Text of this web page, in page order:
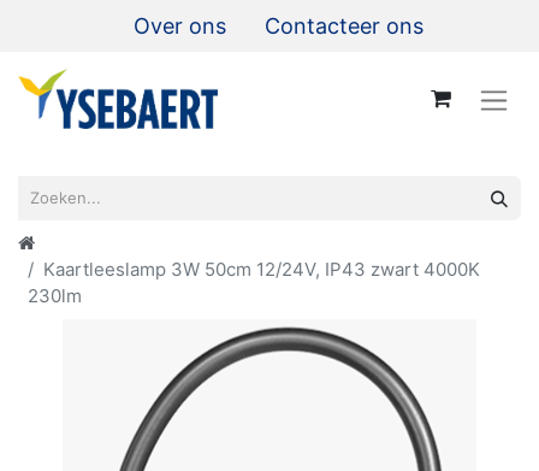
Over ons Contacteer ons
Kaartleeslamp 3W 50cm 12/24V, IP43 zwart 4000K
230lm